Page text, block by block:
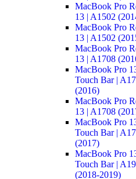
MacBook Pro
13 | A1502
MacBook Pro
13 | A1502
MacBook Pro
13 | A1708
MacBook Pro
Touch Bar |
(2016)
MacBook Pro
13 | A1708
MacBook Pro
Touch Bar |
(2017)
MacBook Pro
Touch Bar |
(2018-2019)